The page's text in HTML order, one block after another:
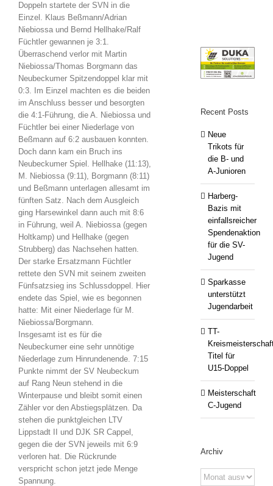
Doppeln startete der SVN in die
Einzel. Klaus Beßmann/Adrian
Niebiossa und Bernd Hellhake/Ralf
Füchtler gewannen je 3:1.
Überraschend verlor mit Martin
Niebiossa/Thomas Borgmann das
Neubeckumer Spitzendoppel klar mit
0:3. Im Einzel machten es die beiden
im Anschluss besser und besorgten
die 4:1-Führung, die A. Niebiossa und
Füchtler bei einer Niederlage von
Beßmann auf 6:2 ausbauen konnten.
Doch dann kam ein Bruch ins
Neubeckumer Spiel. Hellhake (11:13),
M. Niebiossa (9:11), Borgmann (8:11)
und Beßmann unterlagen allesamt im
fünften Satz. Nach dem Ausgleich
ging Harsewinkel dann auch mit 8:6
in Führung, weil A. Niebiossa (gegen
Holtkamp) und Hellhake (gegen
Strubberg) das Nachsehen hatten.
Der starke Ersatzmann Füchtler
rettete den SVN mit seinem zweiten
Fünfsatzsieg ins Schlussdoppel. Hier
endete das Spiel, wie es begonnen
hatte: Mit einer Niederlage für M.
Niebiossa/Borgmann.
Insgesamt ist es für die
Neubeckumer eine sehr unnötige
Niederlage zum Hinrundenende. 7:15
Punkte nimmt der SV Neubeckum
auf Rang Neun stehend in die
Winterpause und bleibt somit einen
Zähler vor den Abstiegsplätzen. Da
stehen die punktgleichen LTV
Lippstadt II und DJK SR Cappel,
gegen die der SVN jeweils mit 6:9
verloren hat. Die Rückrunde
verspricht schon jetzt jede Menge
Spannung.
Recent Posts
Neue
Trikots für
die B- und
A-Junioren
Harberg-
Bazis mit
einfallsreicher
Spendenaktion
für die SV-
Jugend
Sparkasse
unterstützt
Jugendarbeit
TT-
Titel für
U15-Doppel
Meisterschaft
C-Jugend
Archiv
Archiv